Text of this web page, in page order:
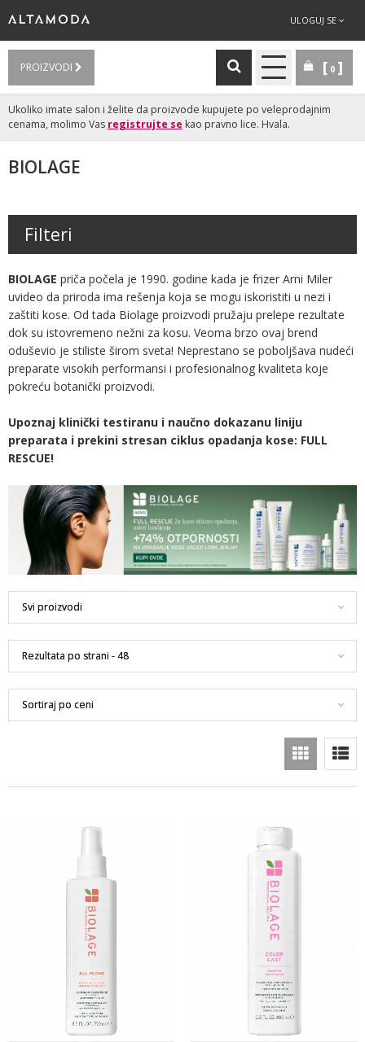
ULOGUJ SE
PROIZVODI 0
Ukoliko imate salon i želite da proizvode kupujete po veleprodajnim
cenama, molimo Vas registrujte se kao pravno lice. Hvala.
BIOLAGE
Filteri
BIOLAGE priča počela je 1990. godine kada je frizer Arni Miler
uvideo da priroda ima rešenja koja se mogu iskoristiti u nezi i
zaštiti kose. Od tada Biolage proizvodi pružaju prelepe rezultate
dok su istovremeno nežni za kosu. Veoma brzo ovaj brend
oduševio je stiliste širom sveta! Neprestano se poboljšava nudeći
preparate visokih performansi i profesionalnog kvaliteta koje
pokreću botanički proizvodi.
Upoznaj klinički testiranu i naučno dokazanu liniju
preparata i prekini stresan ciklus opadanja kose: FULL
RESCUE!